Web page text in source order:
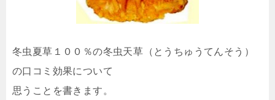
冬虫夏草１００％の冬虫天草（とうちゅうてんそう）
の口コミ効果について
思うことを書きます。